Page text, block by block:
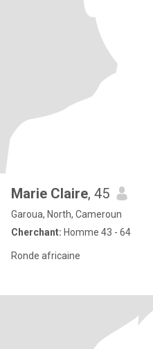
Marie Claire, 45
Garoua, North, Cameroun
Cherchant: Homme 43 - 64
Ronde africaine